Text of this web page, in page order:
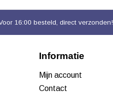
16:00 besteld, direct verzonden!
Informatie
Mijn account
Contact